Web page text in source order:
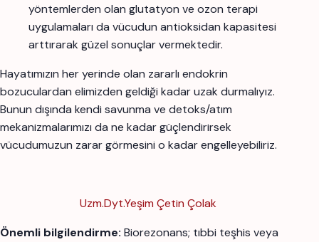
yöntemlerden olan glutatyon ve ozon terapi
uygulamaları da vücudun antioksidan kapasitesi
arttırarak güzel sonuçlar vermektedir.
Hayatımızın her yerinde olan zararlı endokrin
bozuculardan elimizden geldiği kadar uzak durmalıyız.
Bunun dışında kendi savunma ve detoks/atım
mekanizmalarımızı da ne kadar güçlendirirsek
vücudumuzun zarar görmesini o kadar engelleyebiliriz.
Uzm.Dyt.Yeşim Çetin Çolak
Önemli bilgilendirme: Biorezonans; tıbbi teşhis veya